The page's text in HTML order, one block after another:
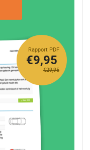
Rapport PDF
€29,95
€9,95